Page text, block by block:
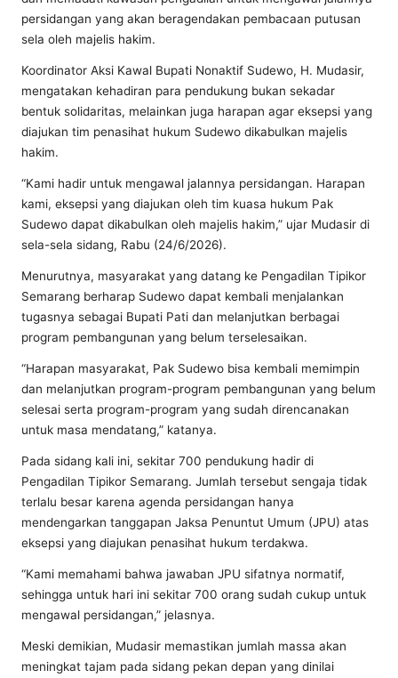
persidangan yang akan beragendakan pembacaan putusan
sela oleh majelis hakim.
Koordinator Aksi Kawal Bupati Nonaktif Sudewo, H. Mudasir,
mengatakan kehadiran para pendukung bukan sekadar
bentuk solidaritas, melainkan juga harapan agar eksepsi yang
diajukan tim penasihat hukum Sudewo dikabulkan majelis
hakim.
“Kami hadir untuk mengawal jalannya persidangan. Harapan
kami, eksepsi yang diajukan oleh tim kuasa hukum Pak
Sudewo dapat dikabulkan oleh majelis hakim,” ujar Mudasir di
sela-sela sidang, Rabu (24/6/2026).
Menurutnya, masyarakat yang datang ke Pengadilan Tipikor
Semarang berharap Sudewo dapat kembali menjalankan
tugasnya sebagai Bupati Pati dan melanjutkan berbagai
program pembangunan yang belum terselesaikan.
“Harapan masyarakat, Pak Sudewo bisa kembali memimpin
dan melanjutkan program-program pembangunan yang belum
selesai serta program-program yang sudah direncanakan
untuk masa mendatang,” katanya.
Pada sidang kali ini, sekitar 700 pendukung hadir di
Pengadilan Tipikor Semarang. Jumlah tersebut sengaja tidak
terlalu besar karena agenda persidangan hanya
mendengarkan tanggapan Jaksa Penuntut Umum (JPU) atas
eksepsi yang diajukan penasihat hukum terdakwa.
“Kami memahami bahwa jawaban JPU sifatnya normatif,
sehingga untuk hari ini sekitar 700 orang sudah cukup untuk
mengawal persidangan,” jelasnya.
Meski demikian, Mudasir memastikan jumlah massa akan
meningkat tajam pada sidang pekan depan yang dinilai